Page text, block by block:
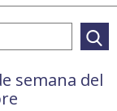
semana del